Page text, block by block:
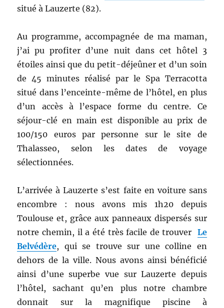
situé à Lauzerte (82).
Au programme, accompagnée de ma maman,
j’ai pu profiter d’une nuit dans cet hôtel 3
étoiles ainsi que du petit-déjeûner et d’un soin
de 45 minutes réalisé par le Spa Terracotta
situé dans l’enceinte-même de l’hôtel, en plus
d’un accès à l’espace forme du centre. Ce
séjour-clé en main est disponible au prix de
100/150 euros par personne sur le site de
Thalasseo, selon les dates de voyage
sélectionnées.
L’arrivée à Lauzerte s’est faite en voiture sans
encombre : nous avons mis 1h20 depuis
Toulouse et, grâce aux panneaux dispersés sur
notre chemin, il a été très facile de trouver Le
Belvédère, qui se trouve sur une colline en
dehors de la ville. Nous avons ainsi bénéficié
ainsi d’une superbe vue sur Lauzerte depuis
l’hôtel, sachant qu’en plus notre chambre
donnait sur la magnifique piscine à